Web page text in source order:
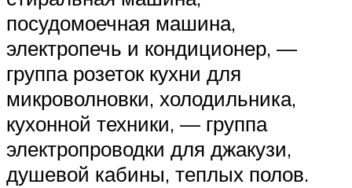
посудомоечная машина,
электропечь и кондиционер, —
группа розеток кухни для
микроволновки, холодильника,
кухонной техники, — группа
электропроводки для джакузи,
душевой кабины, теплых полов.